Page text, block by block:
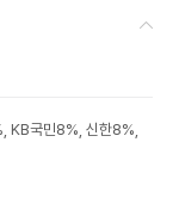
KB국민8%, 신한8%,